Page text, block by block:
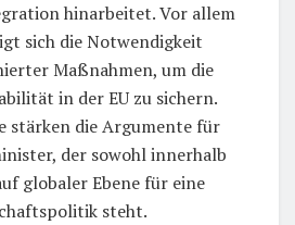
hinarbeitet. Vor allem
sich die Notwendigkeit
Maßnahmen, um die
in der EU zu sichern.
stärken die Argumente für
der sowohl innerhalb
globaler Ebene für eine
steht.